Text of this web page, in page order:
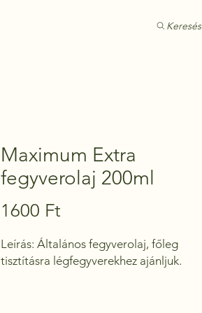
Keresés
Maximum Extra
fegyverolaj 200ml
1600 Ft
Leírás: Általános fegyverolaj, főleg
tisztításra légfegyverekhez ajánljuk.